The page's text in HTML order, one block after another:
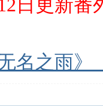
日更新
无名之雨